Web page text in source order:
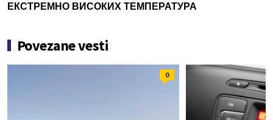
ЕКСТРЕМНО ВИСОКИХ ТЕМПЕРАТУРА
Povezane vesti
0